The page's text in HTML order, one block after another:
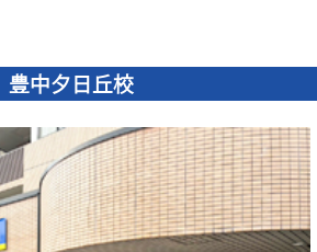
豊中夕日丘校